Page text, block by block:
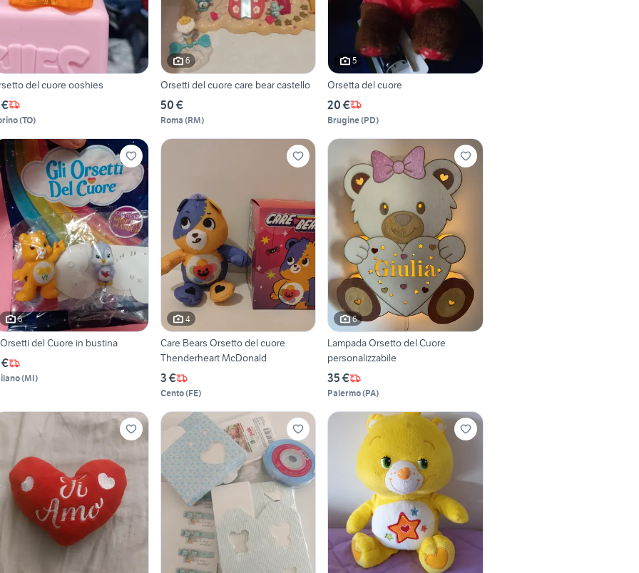
del cuore ooshies
(TO)
6
Orsetti del cuore care bear castello
50 €
Roma (RM)
5
Orsetta del cuore
20 €
Brugine(PD)
6
del Cuore in bustina
(MI)
4
Care Bears Orsetto del cuore
Thenderheart McDonald
3 €
Cento(FE)
6
Lampada Orsetto del Cuore
personalizzabile
35 €
Palermo(PA)